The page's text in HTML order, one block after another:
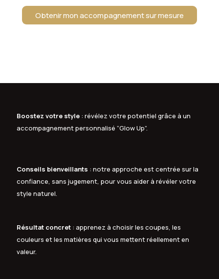
Obtenir mon accompagnement sur mesure
Boostez votre style: révélez votre potentiel grâce à un
accompagnement personnalisé “Glow Up”.
Conseils bienveillants : notre approche est centrée sur la
confiance, sans jugement, pour vous aider à révéler votre
style naturel.
Résultat concret: apprenez à choisir les coupes, les
couleurs et les matières qui vous mettent réellement en
valeur.